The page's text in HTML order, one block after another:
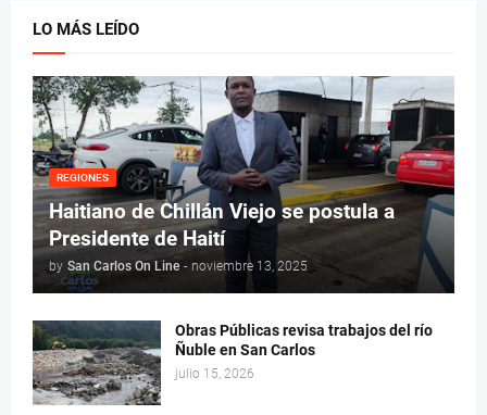
LO MÁS LEÍDO
REGIONES
Haitiano de Chillán Viejo se postula a
Presidente de Haití
by San Carlos On Line - noviembre 13, 2025
Obras Públicas revisa trabajos del río
Ñuble en San Carlos
julio 15, 2026